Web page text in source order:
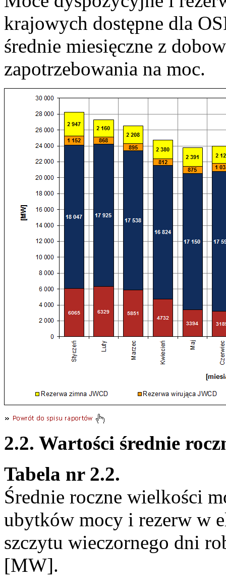
krajowych dostępne dla
średnie miesięczne z
zapotrzebowania na moc.
2.2. Wartości średnie
Tabela nr 2.2.
Średnie roczne wielkości
ubytków mocy i rezerw w
szczytu wieczornego dni
[MW].